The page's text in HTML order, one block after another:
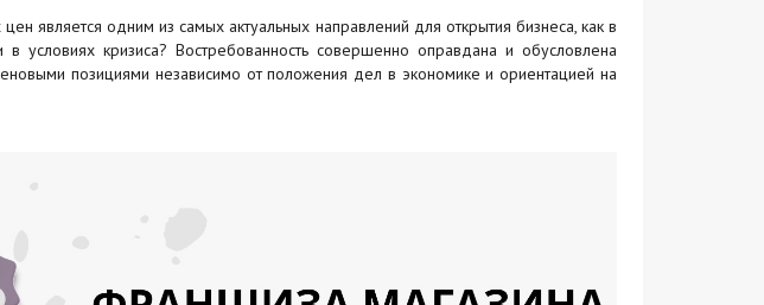
является одним из самых актуальных направлений для открытия бизнеса, как в
в условиях кризиса? Востребованность совершенно оправдана и обусловлена
позициями независимо от положения дел в экономике и ориентацией на